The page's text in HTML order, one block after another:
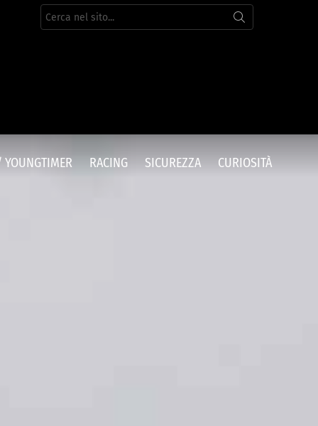
Cerca
per:
YOUNGTIMER RACING SICUREZZA CURIOSITÀ